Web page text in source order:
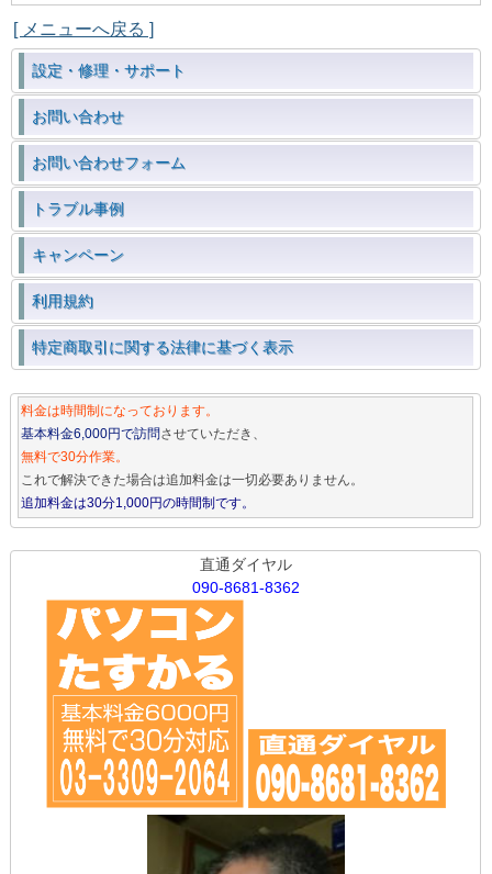
[ メニューへ戻る ]
設定・修理・サポート
お問い合わせ
お問い合わせフォーム
トラブル事例
キャンペーン
利用規約
特定商取引に関する法律に基づく表示
料金は時間制になっております。
基本料金6,000円で訪問させていただき、
無料で30分作業。
これで解決できた場合は追加料金は一切必要ありません。
追加料金は30分1,000円の時間制です。
直通ダイヤル
090-8681-8362